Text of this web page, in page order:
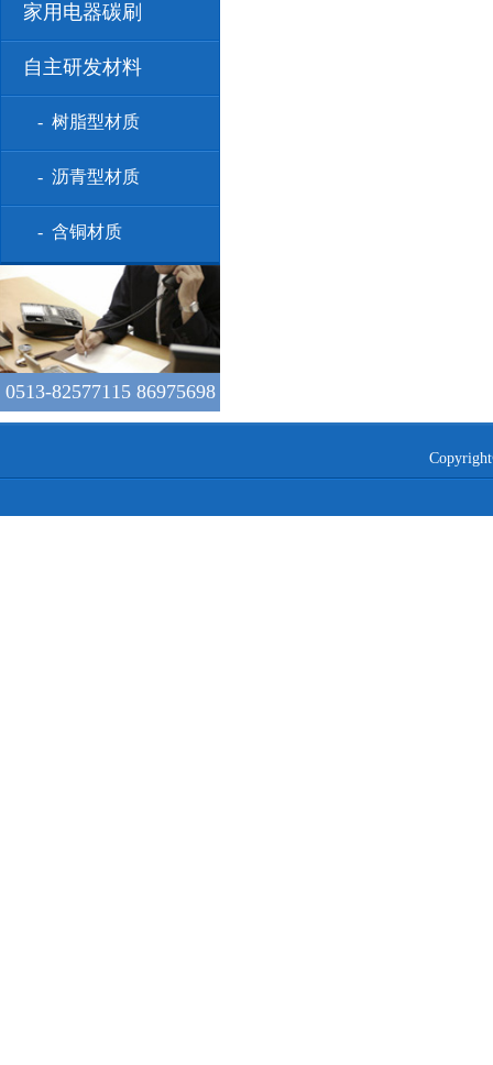
家用电器碳刷
自主研发材料
- 树脂型材质
- 沥青型材质
- 含铜材质
0513-82577115 86975698